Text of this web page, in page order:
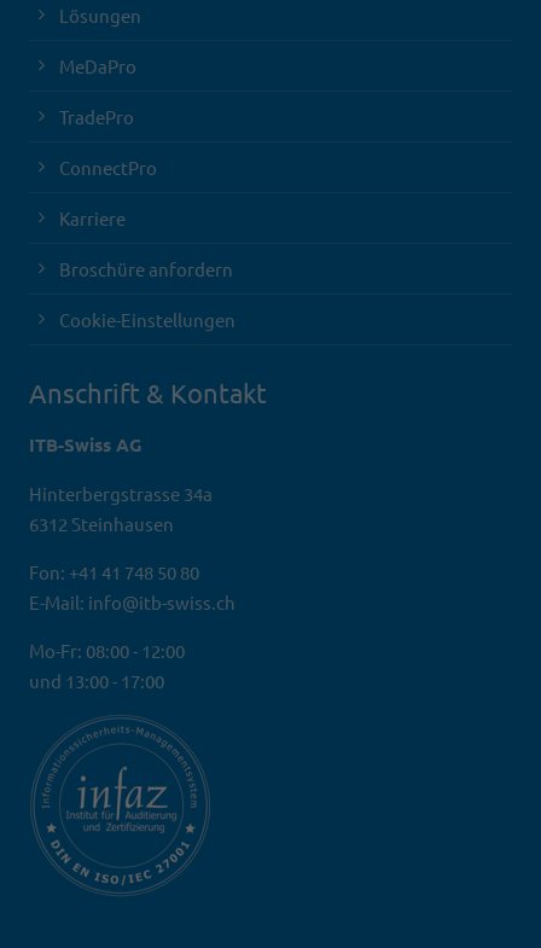
Lösungen
MeDaPro
TradePro
ConnectPro
Karriere
Broschüre anfordern
Cookie-Einstellungen
Anschrift & Kontakt
ITB-Swiss AG
Hinterbergstrasse 34a
6312 Steinhausen
Fon: +41 41 748 50 80
E-Mail: info@itb-swiss.ch
Mo-Fr: 08:00 - 12:00
und 13:00 - 17:00